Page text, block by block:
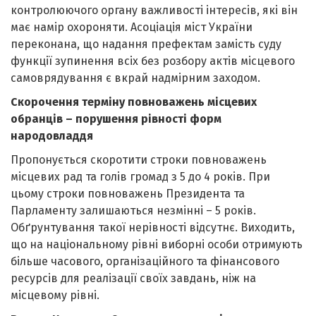
контролюючого органу важливості інтересів, які він
має намір охороняти. Асоціація міст України
переконана, що надання префектам замість суду
функції зупинення всіх без розбору актів місцевого
самоврядування є вкрай надмірним заходом.
Скорочення терміну повноважень місцевих
обранців – порушення рівності форм
народовладдя
Пропонується скоротити строки повноважень
місцевих рад та голів громад з 5 до 4 років. При
цьому строки повноважень Президента та
Парламенту залишаються незмінні – 5 років.
Обґрунтування такої нерівності відсутнє. Виходить,
що на національному рівні виборні особи отримують
більше часового, організаційного та фінансового
ресурсів для реалізації своїх завдань, ніж на
місцевому рівні.